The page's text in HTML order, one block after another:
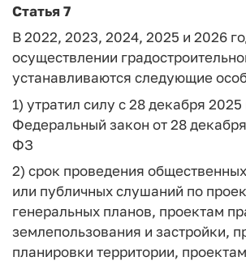
Статья 7
В 2022, 2023, 2024, 2025 и 2026
осуществлении
устанавливаются следующие
1) утратил силу с 28 декабря 2025
Федеральный закон от 28
ФЗ
2) срок проведения
или публичных слушаний по
генеральных планов, проектам
землепользования и застройки,
планировки территории,